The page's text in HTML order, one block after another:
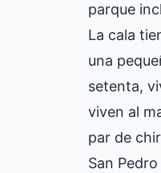
parque
La cala
una
setenta,
viven al
par de
San